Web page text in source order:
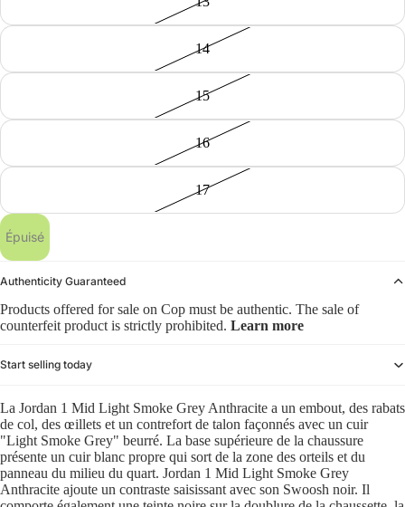
14
15
16
17
Épuisé
Authenticity Guaranteed
Products offered for sale on Cop must be authentic. The sale of
counterfeit product is strictly prohibited. Learn more
Start selling today
La Jordan 1 Mid Light Smoke Grey Anthracite a un embout, des rabats
de col, des œillets et un contrefort de talon façonnés avec un cuir
"Light Smoke Grey" beurré. La base supérieure de la chaussure
présente un cuir blanc propre qui sort de la zone des orteils et du
panneau du milieu du quart. Jordan 1 Mid Light Smoke Grey
Anthracite ajoute un contraste saisissant avec son Swoosh noir. Il